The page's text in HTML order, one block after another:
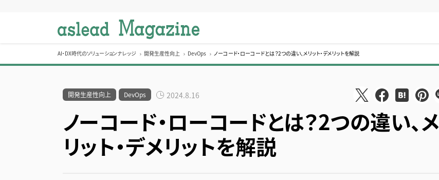
o
AI・DX時代のソリューションナレッジ 開発生産性向上 DevOps ノーコード・ローコードとは？2つの違い、メリット・デメリットを解説
開発生産性向上 DevOps 2024.8.16
ノーコード・ローコードとは？2つの違い、メ
リット・デメリットを解説